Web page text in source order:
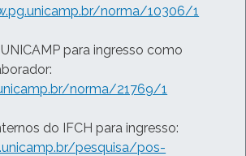
norma/10306/1
para ingresso como
norma/21769/1
do IFCH para ingresso:
pesquisa/pos-